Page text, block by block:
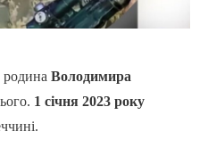
родина Володимира
1 січня 2023 року